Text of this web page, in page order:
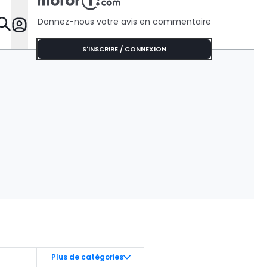
Donnez-nous votre avis en commentaire
S'INSCRIRE / CONNEXION
Plus de catégories